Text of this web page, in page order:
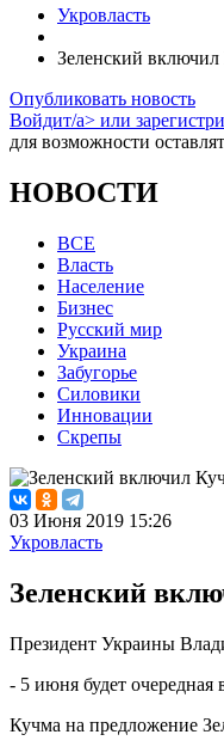
Укровласть
Зеленский
Опубликовать новость
Войдит/a> или
для возможности
НОВОСТИ
ВСЕ
Власть
Население
Бизнес
Русский мир
Украина
Забугорье
Силовики
Инновации
Скрепы
03 Июня 2019 15:26
Укровласть
Зеленский
Президент Украины
- 5 июня будет
Кучма на предложение